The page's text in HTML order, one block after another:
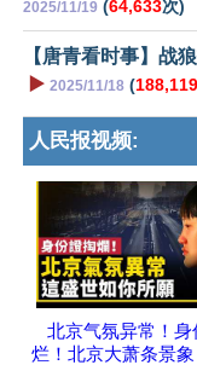
2025/11/19 (64,633次)
【唐青看时事】战
▶️ 2025/11/18 (188,119
人民报视频:
北京气氛异常！身
烂！北京大萧条景象